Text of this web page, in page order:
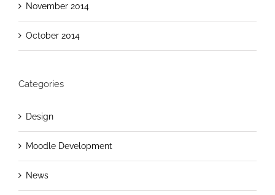
November 2014
October 2014
Categories
Design
Moodle Development
News